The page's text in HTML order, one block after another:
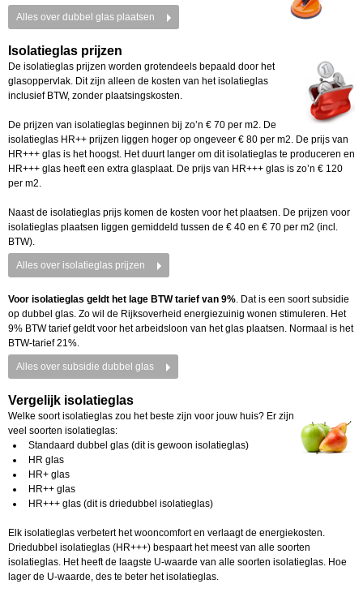
Alles over dubbel glas plaatsen
Isolatieglas prijzen
De isolatieglas prijzen worden grotendeels bepaald door het
glasoppervlak. Dit zijn alleen de kosten van het isolatieglas
inclusief BTW, zonder plaatsingskosten.
De prijzen van isolatieglas beginnen bij zo’n € 70 per m2. De
isolatieglas HR++ prijzen liggen hoger op ongeveer € 80 per m2. De prijs van
HR+++ glas is het hoogst. Het duurt langer om dit isolatieglas te produceren en
HR+++ glas heeft een extra glasplaat. De prijs van HR+++ glas is zo’n € 120
per m2.
Naast de isolatieglas prijs komen de kosten voor het plaatsen. De prijzen voor
isolatieglas plaatsen liggen gemiddeld tussen de € 40 en € 70 per m2 (incl.
BTW).
Alles over isolatieglas prijzen
Voor isolatieglas geldt het lage BTW tarief van 9%. Dat is een soort subsidie
op dubbel glas. Zo wil de Rijksoverheid energiezuinig wonen stimuleren. Het
9% BTW tarief geldt voor het arbeidsloon van het glas plaatsen. Normaal is het
BTW-tarief 21%.
Alles over subsidie dubbel glas
Vergelijk isolatieglas
Welke soort isolatieglas zou het beste zijn voor jouw huis? Er zijn
veel soorten isolatieglas:
Standaard dubbel glas (dit is gewoon isolatieglas)
HR glas
HR+ glas
HR++ glas
HR+++ glas (dit is driedubbel isolatieglas)
Elk isolatieglas verbetert het wooncomfort en verlaagt de energiekosten.
Driedubbel isolatieglas (HR+++) bespaart het meest van alle soorten
isolatieglas. Het heeft de laagste U-waarde van alle soorten isolatieglas. Hoe
lager de U-waarde, des te beter het isolatieglas.